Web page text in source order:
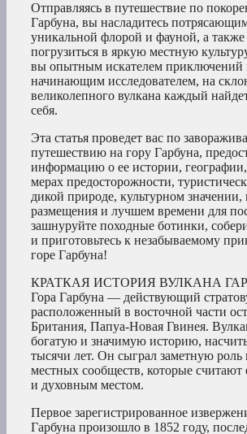
Отправляясь в путешествие по
Гарбуна, вы насладитесь
уникальной флорой и фауной, а
погрузиться в яркую местную
вы опытным искателем приключений
начинающим исследователем, на
великолепного вулкана каждый
себя.
Эта статья проведет вас по
путешествию на гору Гарбуна,
информацию о ее истории,
мерах предосторожности,
дикой природе, культурном значении,
размещения и лучшем времени для
зашнуруйте походные ботинки,
и приготовьтесь к незабываемому
горе Гарбуна!
КРАТКАЯ ИСТОРИЯ ВУЛКАНА
Гора Гарбуна — действующий
расположенный в восточной части
Британия, Папуа-Новая Гвинея.
богатую и значимую историю,
тысячи лет. Он сыграл заметную роль
местных сообществ, которые
и духовным местом.
Первое зарегистрированное
Гарбуна произошло в 1852 году,